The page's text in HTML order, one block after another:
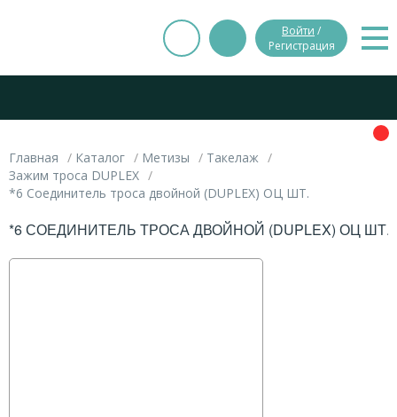
Войти /
Регистрация
Главная Каталог Метизы
Такелаж
Зажим троса DUPLEX
*6 Соединитель троса двойной (DUPLEX) ОЦ ШТ.
*6 СОЕДИНИТЕЛЬ ТРОСА ДВОЙНОЙ (DUPLEX) ОЦ ШТ.